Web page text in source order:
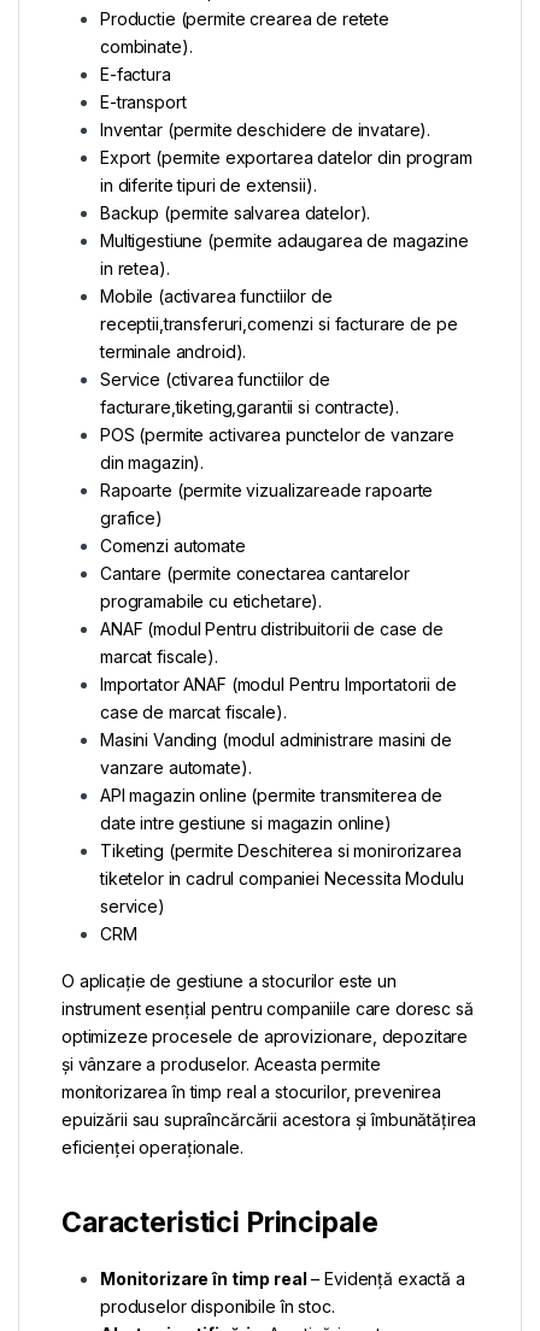
Productie (permite crearea de retete
combinate).
E-factura
E-transport
Inventar (permite deschidere de invatare).
Export (permite exportarea datelor din program
in diferite tipuri de extensii).
Backup (permite salvarea datelor).
Multigestiune (permite adaugarea de magazine
in retea).
Mobile (activarea functiilor de
receptii,transferuri,comenzi si facturare de pe
terminale android).
Service (ctivarea functiilor de
facturare,tiketing,garantii si contracte).
POS (permite activarea punctelor de vanzare
din magazin).
Rapoarte (permite vizualizareade rapoarte
grafice)
Comenzi automate
Cantare (permite conectarea cantarelor
programabile cu etichetare).
ANAF (modul Pentru distribuitorii de case de
marcat fiscale).
Importator ANAF (modul Pentru Importatorii de
case de marcat fiscale).
Masini Vanding (modul administrare masini de
vanzare automate).
API magazin online (permite transmiterea de
date intre gestiune si magazin online)
Tiketing (permite Deschiterea si monirorizarea
tiketelor in cadrul companiei Necessita Modulu
service)
CRM
O aplicație de gestiune a stocurilor este un
instrument esențial pentru companiile care doresc să
optimizeze procesele de aprovizionare, depozitare
și vânzare a produselor. Aceasta permite
monitorizarea în timp real a stocurilor, prevenirea
epuizării sau supraîncărcării acestora și îmbunătățirea
eficienței operaționale.
Caracteristici Principale
Monitorizare în timp real – Evidență exactă a
produselor disponibile în stoc.